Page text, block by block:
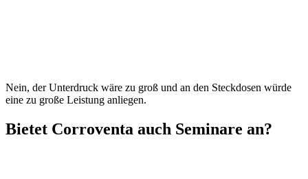
Nein, der Unterdruck wäre zu groß und an den Steckdosen würde
eine zu große Leistung anliegen.
Bietet Corroventa auch Seminare an?